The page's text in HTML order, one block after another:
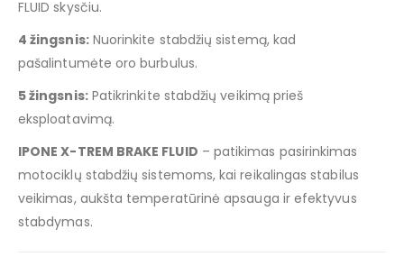
FLUID skysčiu.
4 žingsnis:Nuorinkite stabdžių sistemą, kad
pašalintumėte oro burbulus.
5 žingsnis:Patikrinkite stabdžių veikimą prieš
eksploatavimą.
IPONE X-TREM BRAKE FLUID – patikimas pasirinkimas
motociklų stabdžių sistemoms, kai reikalingas stabilus
veikimas, aukšta temperatūrinė apsauga ir efektyvus
stabdymas.